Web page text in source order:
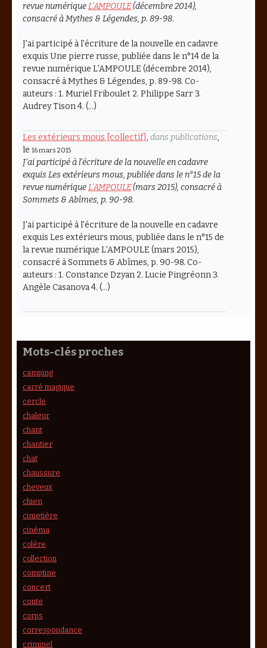
revue numériqueL’AMPOULE(décembre 2014),
consacré àMythes & Légendes, p. 89-98.
J'ai participé à l'écriture de la nouvelle en cadavre
exquis Une pierre russe, publiée dans le n°14 de la
revue numérique L'AMPOULE (décembre 2014),
consacré à Mythes & Légendes, p. 89-98. Co-
auteurs : 1. Muriel Friboulet 2. Philippe Sarr 3.
Audrey Tison 4. (…)
Les extérieurs mous [collectif] , dans publications,
le 16 mars 2015
J’ai participé à l’écriture de la nouvelle en cadavre
exquis Les extérieurs mous, publiée dans le n°15 de la
revue numériqueL’AMPOULE(mars 2015), consacré à
Sommets & Abîmes, p. 90-98.
J'ai participé à l'écriture de la nouvelle en cadavre
exquis Les extérieurs mous, publiée dans le n°15 de
la revue numérique L'AMPOULE (mars 2015),
consacré à Sommets & Abîmes, p. 90-98. Co-
auteurs : 1. Constance Dzyan 2. Lucie Pingréonn 3.
Angèle Casanova 4. (…)
Mots-clés proches
camping
carré magique
cercle
chaleur
chant
chantier
chat
chaussure
cheveux
chien
cimetière
cinéma
colère
collection
comptine
concert
conte
corps
correspondance
criminel